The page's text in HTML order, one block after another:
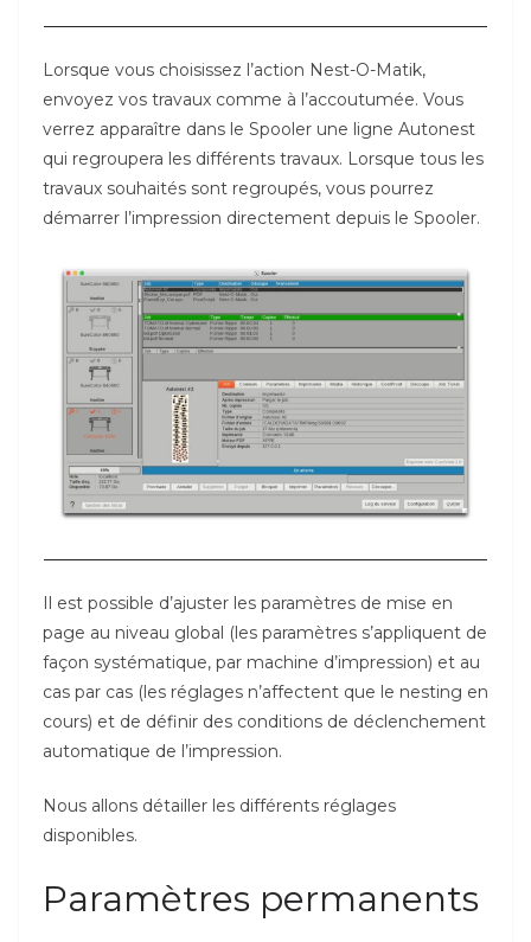
Lorsque vous choisissez l’action Nest-O-Matik,
envoyez vos travaux comme à l’accoutumée. Vous
verrez apparaître dans le Spooler une ligne Autonest
qui regroupera les différents travaux. Lorsque tous les
travaux souhaités sont regroupés, vous pourrez
démarrer l’impression directement depuis le Spooler.
Il est possible d’ajuster les paramètres de mise en
page au niveau global (les paramètres s’appliquent de
façon systématique, par machine d’impression) et au
cas par cas (les réglages n’affectent que le nesting en
cours) et de définir des conditions de déclenchement
automatique de l’impression.
Nous allons détailler les différents réglages
disponibles.
Paramètres permanents